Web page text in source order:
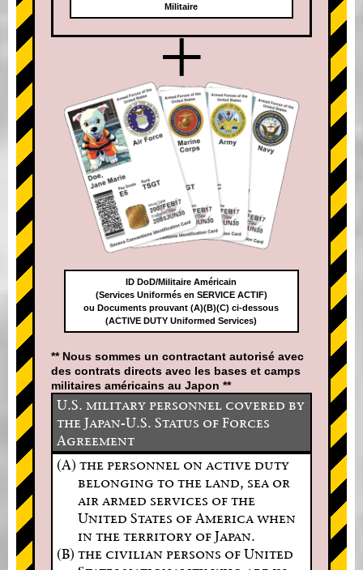
Militaire
+
ID DoD/Militaire Américain
(Services Uniformés en SERVICE ACTIF)
ou Documents prouvant (A)(B)(C) ci-dessous
(ACTIVE DUTY Uniformed Services)
** Nous sommes un contractant autorisé avec
des contrats directs avec les bases et camps
militaires américains au Japon **
U.S. military personnel covered by
the Japan-U.S. Status of Forces
Agreement
(A) the personnel on active duty
belonging to the land, sea or
air armed services of the
United States of America when
in the territory of Japan.
(B) the civilian persons of United